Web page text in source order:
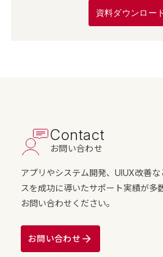
資料ダウンロー
Contact
お問い合わせ
アプリやシステム開発、UIUX改善
スを成功に導いたサポート実績が多
お問い合わせください。
お問い合わせ